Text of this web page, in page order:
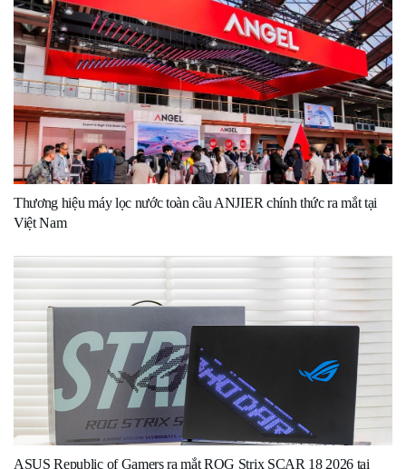
Thương hiệu máy lọc nước toàn cầu ANJIER chính thức ra mắt tại
Việt Nam
ASUS Republic of Gamers ra mắt ROG Strix SCAR 18 2026 tại